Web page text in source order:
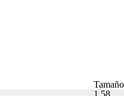
Tamaño
1.58